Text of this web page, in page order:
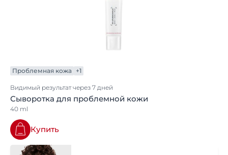
Проблемная кожа +1
Видимый результат через 7 дней
Сыворотка для проблемной кожи
40 ml
Купить